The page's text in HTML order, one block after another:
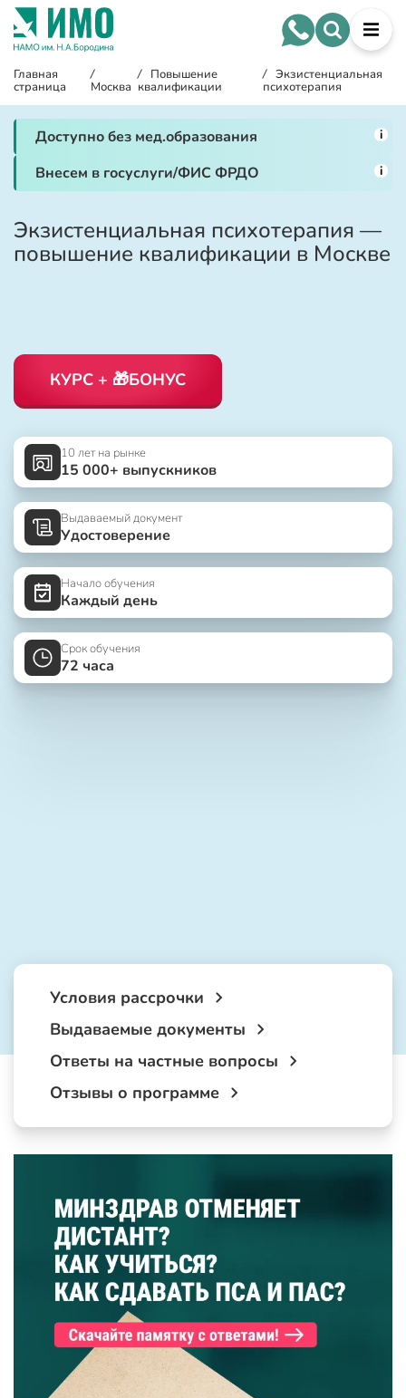
Главная
страница
/
Москва
/ Повышение
квалификации
/ Экзистенциальная
психотерапия
Доступно без мед.образования i
Внесем в госуслуги/ФИС ФРДО i
Экзистенциальная психотерапия —
повышение квалификации в Москве
КУРС + 🎁БОНУС
10 лет на рынке
15 000+ выпускников
Выдаваемый документ
Удостоверение
Начало обучения
Каждый день
Срок обучения
72 часа
Условия рассрочки
Выдаваемые документы
Ответы на частные вопросы
Отзывы о программе